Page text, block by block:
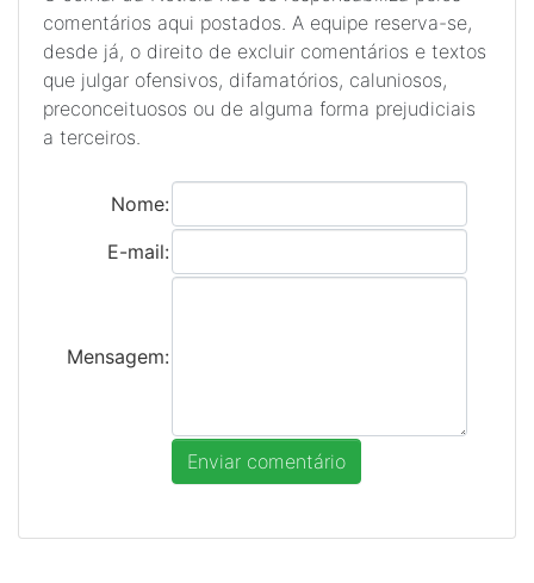
comentários aqui postados. A equipe reserva-se,
desde já, o direito de excluir comentários e textos
que julgar ofensivos, difamatórios, caluniosos,
preconceituosos ou de alguma forma prejudiciais
a terceiros.
Nome:
E-mail:
Mensagem: